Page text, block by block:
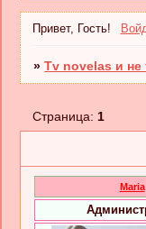
Привет, Гость!
»Tv novelas и
Страница:1
Maria